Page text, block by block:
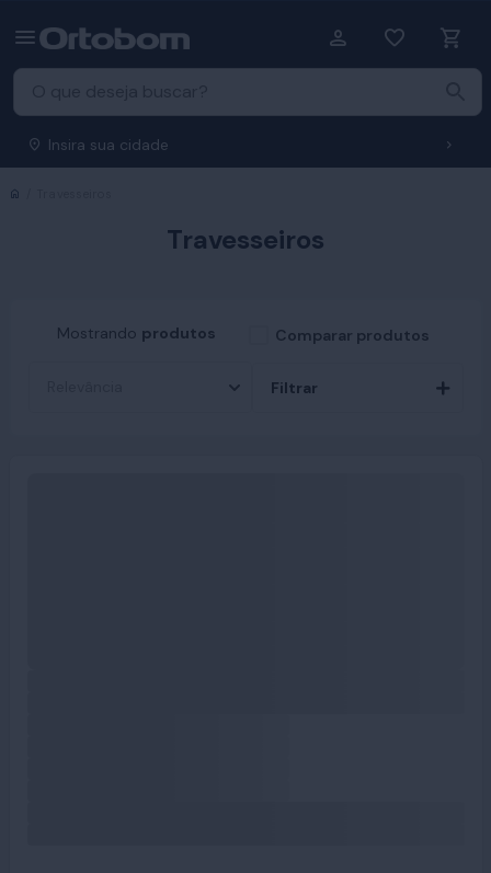
Insira sua cidade
Travesseiros
Mostrando produtos Comparar produtos
Filtrar